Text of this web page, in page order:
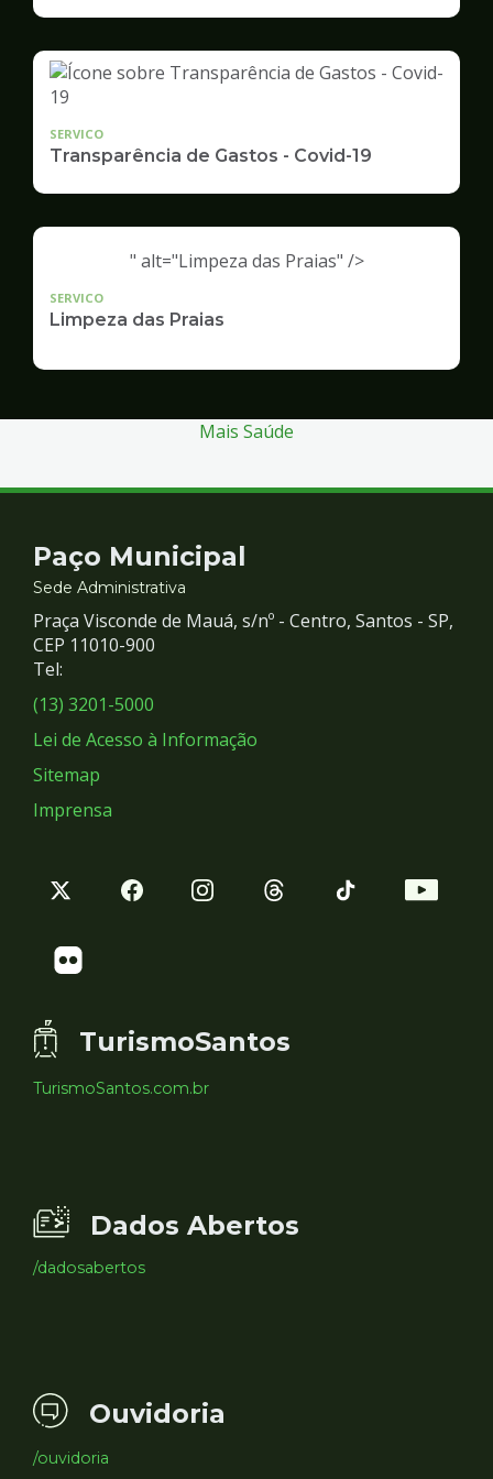
Infraestrutura
Serviços
Públicos
SERVICO
Transparência de Gastos - Covid-19
" alt="Limpeza das Praias" />
SERVICO
Limpeza das Praias
Mais Saúde
Contato
e
Redes
Sociais
Paço Municipal
Sede Administrativa
Praça Visconde de Mauá, s/nº - Centro, Santos - SP,
CEP 11010-900
Tel:
(13) 3201-5000
Lei de Acesso à Informação
Sitemap
Imprensa
TurismoSantos
TurismoSantos.com.br
Dados Abertos
/dadosabertos
Ouvidoria
/ouvidoria